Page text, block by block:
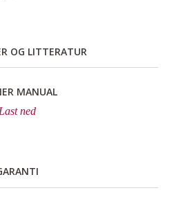
OG LITTERATUR
MANUAL
Last ned